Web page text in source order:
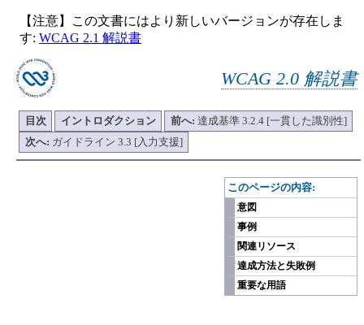
【注意】この文書にはより新しいバージョンが存在しま
す: WCAG 2.1 解説書
WCAG 2.0 解説書
目次 イントロダクション 前へ: 達成基準 3.2.4 [一貫した識別性]
次へ: ガイドライン 3.3 [入力支援]
このページの内容:
意図
事例
関連リソース
達成方法と失敗例
重要な用語